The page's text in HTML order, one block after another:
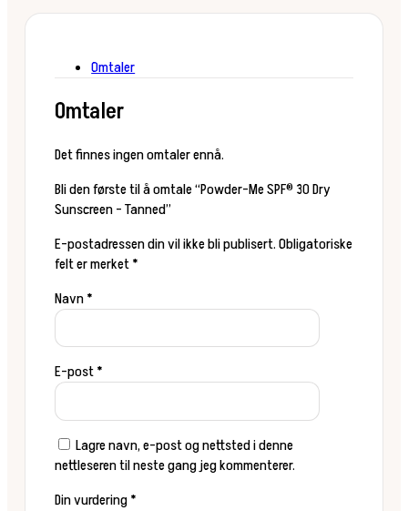
Omtaler
Omtaler
Det finnes ingen omtaler ennå.
Bli den første til å omtale “Powder-Me SPF® 30 Dry
Sunscreen – Tanned”
E-postadressen din vil ikke bli publisert.Obligatoriske
felt er merket*
Navn*
E-post*
Lagre navn, e-post og nettsted i denne
nettleseren til neste gang jeg kommenterer.
Din vurdering*